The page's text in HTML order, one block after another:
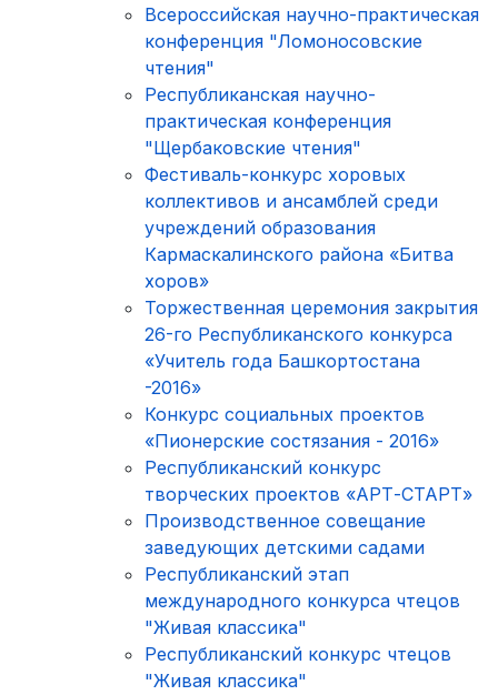
Всероссийская научно-практическая
конференция "Ломоносовские
чтения"
Республиканская научно-
практическая конференция
"Щербаковские чтения"
Фестиваль-конкурс хоровых
коллективов и ансамблей среди
учреждений образования
Кармаскалинского района «Битва
хоров»
Торжественная церемония закрытия
26-го Республиканского конкурса
«Учитель года Башкортостана
-2016»
Конкурс социальных проектов
«Пионерские состязания - 2016»
Республиканский конкурс
творческих проектов «АРТ-СТАРТ»
Производственное совещание
заведующих детскими садами
Республиканский этап
международного конкурса чтецов
"Живая классика"
Республиканский конкурс чтецов
"Живая классика"